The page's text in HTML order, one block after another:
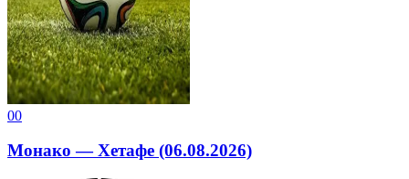
00
Монако — Хетафе (06.08.2026)